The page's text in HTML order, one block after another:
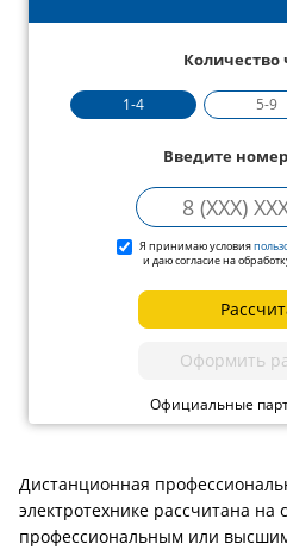
Количество
1-4 5-9
Введите
Я принимаю условия
и даю согласие на
Оформить
Официальные
Дистанционная
электротехнике рассчитана на
профессиональным или